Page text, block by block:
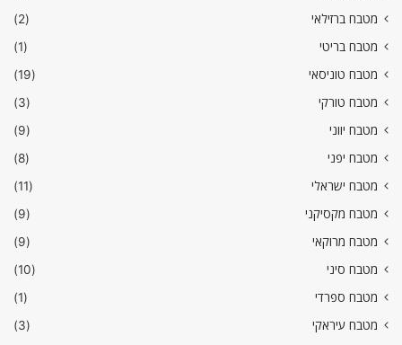
מטבח ברזילאי
(2)
מטבח בריטי
(1)
מטבח טוניסאי
(19)
מטבח טורקי
(3)
מטבח יווני
(9)
מטבח יפני
(8)
מטבח ישראלי
(11)
מטבח מקסיקני
(9)
מטבח מרוקאי
(9)
מטבח סיני
(10)
מטבח ספרדי
(1)
מטבח עיראקי
(3)